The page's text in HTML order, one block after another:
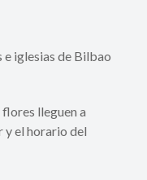
e iglesias de Bilbao
lleguen a
y el horario del